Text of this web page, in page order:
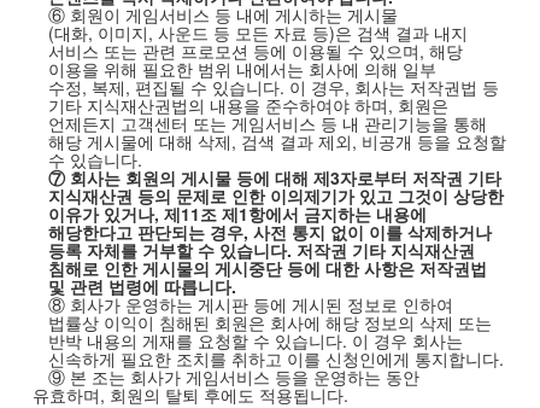
⑥ 회원이 게임서비스 등 내에 게시하는 게시물
(대화, 이미지, 사운드 등 모든 자료 등)은 검색 결과 내지
서비스 또는 관련 프로모션 등에 이용될 수 있으며, 해당
이용을 위해 필요한 범위 내에서는 회사에 의해 일부
수정, 복제, 편집될 수 있습니다. 이 경우, 회사는 저작권법 등
기타 지식재산권법의 내용을 준수하여야 하며, 회원은
언제든지 고객센터 또는 게임서비스 등 내 관리기능을 통해
해당 게시물에 대해 삭제, 검색 결과 제외, 비공개 등을 요청할
수 있습니다.
⑦ 회사는 회원의 게시물 등에 대해 제3자로부터 저작권 기타
지식재산권 등의 문제로 인한 이의제기가 있고 그것이 상당한
이유가 있거나, 제11조 제1항에서 금지하는 내용에
해당한다고 판단되는 경우, 사전 통지 없이 이를 삭제하거나
등록 자체를 거부할 수 있습니다. 저작권 기타 지식재산권
침해로 인한 게시물의 게시중단 등에 대한 사항은 저작권법
및 관련 법령에 따릅니다.
⑧ 회사가 운영하는 게시판 등에 게시된 정보로 인하여
법률상 이익이 침해된 회원은 회사에 해당 정보의 삭제 또는
반박 내용의 게재를 요청할 수 있습니다. 이 경우 회사는
신속하게 필요한 조치를 취하고 이를 신청인에게 통지합니다.
⑨ 본 조는 회사가 게임서비스 등을 운영하는 동안
유효하며, 회원의 탈퇴 후에도 적용됩니다.